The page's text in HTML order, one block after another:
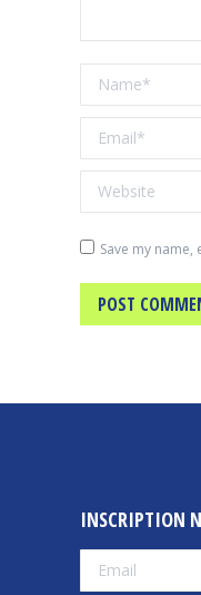
Name *
Email *
Website
Save my
POST
INSCRIPTION